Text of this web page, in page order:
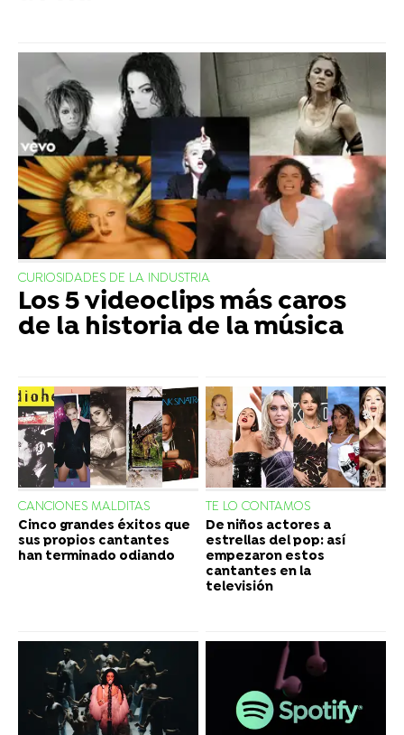
CURIOSIDADES DE LA INDUSTRIA
Los 5 videoclips más caros
de la historia de la música
CANCIONES MALDITAS
Cinco grandes éxitos que
sus propios cantantes
han terminado odiando
TE LO CONTAMOS
De niños actores a
estrellas del pop: así
empezaron estos
cantantes en la
televisión